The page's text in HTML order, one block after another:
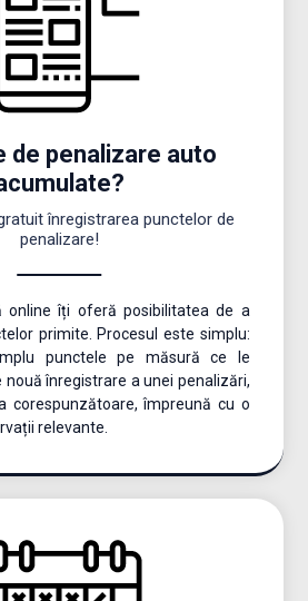
de penalizare auto
înregistrarea punctelor de
penalizare!
online îți oferă posibilitatea de a
primite. Procesul este simplu:
punctele pe măsură ce le
nouă înregistrare a unei penalizări,
corespunzătoare, împreună cu o
relevante.